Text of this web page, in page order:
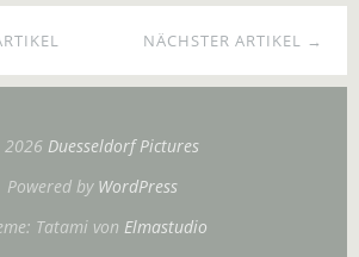
NÄCHSTER ARTIKEL →
Duesseldorf Pictures
Powered by WordPress
Tatami von Elmastudio